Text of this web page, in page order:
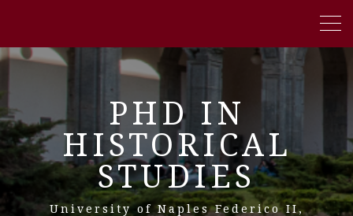
PHD IN
HISTORICAL
STUDIES
University of Naples Federico II,